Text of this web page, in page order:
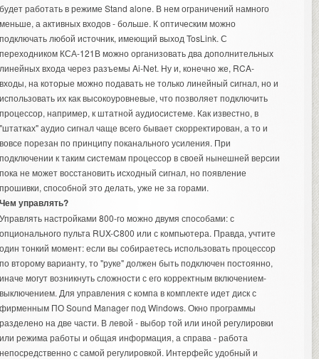
работать в режиме Stand alone. В нем ограничений намного
а активных входов - больше. К оптическим можно
любой источник, имеющий выход TosLink. С
КСА-121В можно организовать два дополнительных
входа через разъемы Ai-Net. Ну и, конечно же, RCA-
на которые можно подавать не только линейный сигнал, но и
их как высокоуровневые, что позволяет подключить
например, к штатной аудиосистеме. Как известно, в
аудио сигнал чаще всего бывает скорректирован, а то и
порезан по принципу поканального усиления. При
к таким системам процессор в своей нынешней версии
не может восстановить исходный сигнал, но появление
способной это делать, уже не за горами.
управлять?
настройками 800-го можно двумя способами: с
пульта RUX-C800 или с компьютера. Правда, учтите
тонкий момент: если вы собираетесь использовать процессор
второму варианту, то "руке" должен быть подключен постоянно,
могут возникнуть сложности с его корректным включением-
Для управления с компа в комплекте идет диск с
ПО Sound Manager под Windows. Окно программы
на две части. В левой - выбор той или иной регулировки
режима работы и общая информация, а справа - работа
с самой регулировкой. Интерфейс удобный и